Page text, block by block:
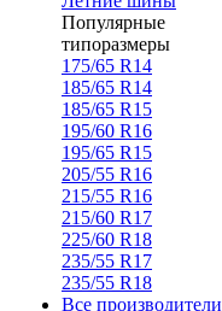
Популярные
типоразмеры
175/65 R14
185/65 R14
185/65 R15
195/60 R16
195/65 R15
205/55 R16
215/55 R16
215/60 R17
225/60 R18
235/55 R17
235/55 R18
Все производители